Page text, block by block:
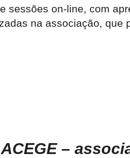
sessões on-line, com
na associação,
–